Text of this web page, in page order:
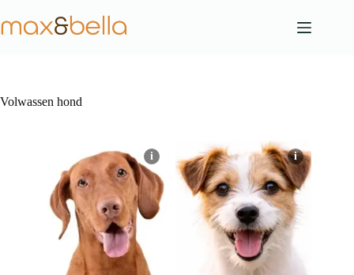
naar
de
Volwassen hond
i i